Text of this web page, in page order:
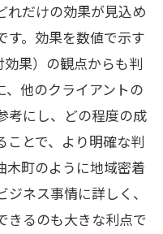
れだけの効果が見込め
す。効果を数値で示す
果）の観点からも判
、他のクライアントの
考にし、どの程度の成
ことで、より明確な判
木町のように地域密着
ネス事情に詳しく、
きるのも大きな利点で